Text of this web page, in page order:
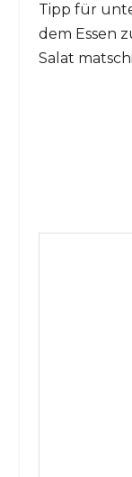
Tipp für
dem Essen
Salat